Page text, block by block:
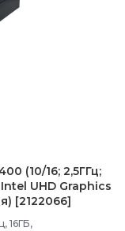
(10/16; 2,5ГГц;
Intel UHD Graphics
[2122066]
16ГБ,